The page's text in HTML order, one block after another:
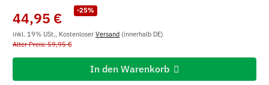
-25%
44,95 €
inkl. 19% USt., Kostenloser Versand (innerhalb DE)
Alter Preis: 59,95 €
In den Warenkorb